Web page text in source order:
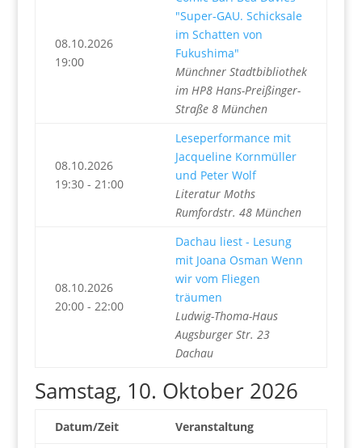
08.10.2026
19:00
"Super-GAU. Schicksale
im Schatten von
Fukushima"
Münchner Stadtbibliothek
im HP8 Hans-Preißinger-
Straße 8 München
08.10.2026
19:30 - 21:00
Leseperformance mit
Jacqueline Kornmüller
und Peter Wolf
Literatur Moths
Rumfordstr. 48 München
08.10.2026
20:00 - 22:00
Dachau liest - Lesung
mit Joana Osman Wenn
wir vom Fliegen
träumen
Ludwig-Thoma-Haus
Augsburger Str. 23
Dachau
Samstag, 10. Oktober 2026
Datum/Zeit Veranstaltung